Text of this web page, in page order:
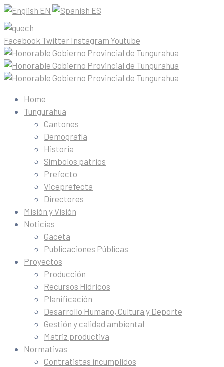
EN ES
Facebook Twitter Instagram Youtube
Home
Tungurahua
Cantones
Demografía
Historia
Símbolos patrios
Prefecto
Viceprefecta
Directores
Misión y Visión
Noticias
Gaceta
Publicaciones Públicas
Proyectos
Producción
Recursos Hídricos
Planificación
Desarrollo Humano, Cultura y Deporte
Gestión y calidad ambiental
Matriz productiva
Normativas
Contratistas incumplidos